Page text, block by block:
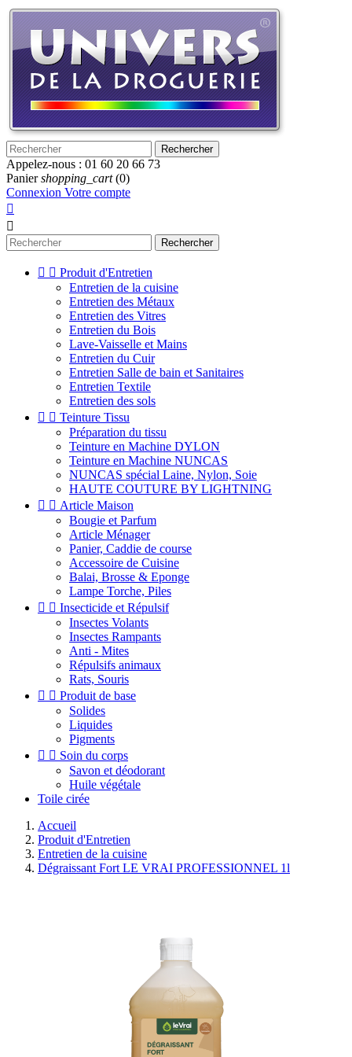
Rechercher
Appelez-nous : 01 60 20 66 73
Panier shopping_cart (0)
Connexion Votre compte


Rechercher
  Produit d'Entretien
Entretien de la cuisine
Entretien des Métaux
Entretien des Vitres
Entretien du Bois
Lave-Vaisselle et Mains
Entretien du Cuir
Entretien Salle de bain et Sanitaires
Entretien Textile
Entretien des sols
  Teinture Tissu
Préparation du tissu
Teinture en Machine DYLON
Teinture en Machine NUNCAS
NUNCAS spécial Laine, Nylon, Soie
HAUTE COUTURE BY LIGHTNING
  Article Maison
Bougie et Parfum
Article Ménager
Panier, Caddie de course
Accessoire de Cuisine
Balai, Brosse & Eponge
Lampe Torche, Piles
  Insecticide et Répulsif
Insectes Volants
Insectes Rampants
Anti - Mites
Répulsifs animaux
Rats, Souris
  Produit de base
Solides
Liquides
Pigments
  Soin du corps
Savon et déodorant
Huile végétale
Toile cirée
Accueil
Produit d'Entretien
Entretien de la cuisine
Dégraissant Fort LE VRAI PROFESSIONNEL 1l